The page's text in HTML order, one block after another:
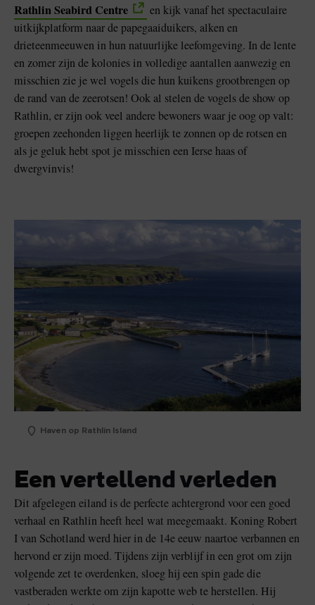
Rathlin Seabird Centre
en kijk vanaf het spectaculaire
uitkijkplatform naar de papegaaiduikers, alken en
drieteenmeeuwen in hun natuurlijke leefomgeving. In de lente
en zomer zijn de kolonies in volledige aantallen aanwezig en
misschien zie je wel vogels die hun kuikens grootbrengen op
de rand van de zeerotsen! Ook al stelen de vogels de show op
Rathlin, er zijn ook veel andere bewoners waar je oog op valt:
groepen zeehonden liggen heerlijk te zonnen op de rotsen en
als je geluk hebt spot je misschien een Ierse haas of
dwergvinvis!
Haven op Rathlin Island
Een vertellend verleden
Dit afgelegen eiland is de perfecte achtergrond voor een goed
verhaal en Rathlin heeft heel wat meegemaakt. Koning Robert
I van Schotland werd hier in de 14e eeuw naartoe verbannen en
hervond er zijn moed. Tijdens zijn verblijf in een grot om zijn
volgende zet te overdenken, sloeg hij een spin gade die
vastberaden werkte om zijn kapotte web te herstellen. Hij